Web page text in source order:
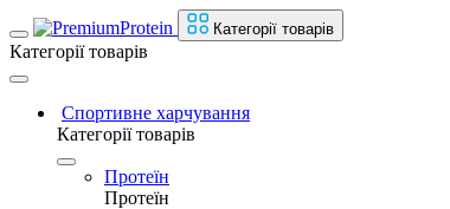
Категорії товарів
Категорії товарів
Спортивне харчування
Категорії товарів
Протеїн
Протеїн